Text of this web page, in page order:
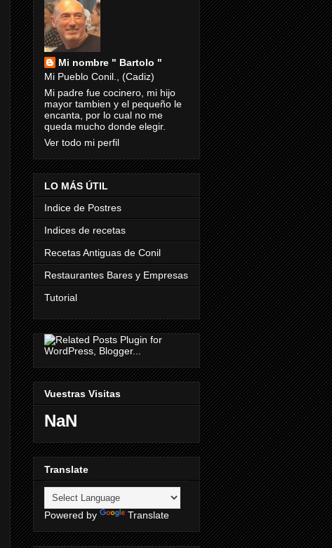
Mi nombre " Bartolo "
Mi Pueblo Conil., (Cadiz)
Mi padre fue cocinero, mi hijo
mayor tambien y el pequeño le
encanta, por lo cual no me
queda mucho donde elegir.
Ver todo mi perfil
LO MÁS ÚTIL
Indice de Postres
Indices de recetas
Recetas Antiguas de Conil
Restaurantes Bares y Empresas
Tutorial
Vuestras Visitas
NaN
Translate
Powered by Translate